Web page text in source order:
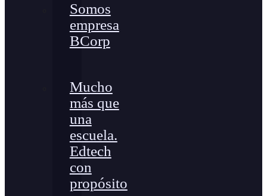
Somos
empresa
BCorp
Mucho
más que
una
escuela.
Edtech
con
propósito